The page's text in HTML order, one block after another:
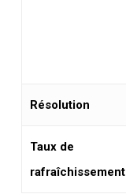
Résolution
Taux de
rafraîchissement